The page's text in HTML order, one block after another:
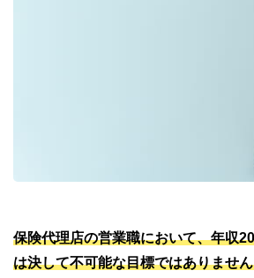
保険代理店の営業職において、年収
は決して不可能な目標ではありませ